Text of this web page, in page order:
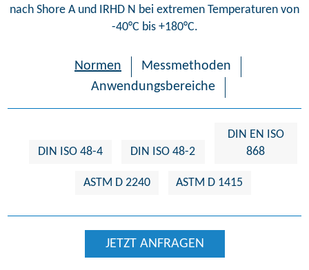
nach Shore A und IRHD N bei extremen Temperaturen von
-40°C bis +180°C.
Normen
Messmethoden
Anwendungsbereiche
DIN ISO 48-4 DIN ISO 48-2
DIN EN ISO
868
ASTM D 2240 ASTM D 1415
JETZT ANFRAGEN